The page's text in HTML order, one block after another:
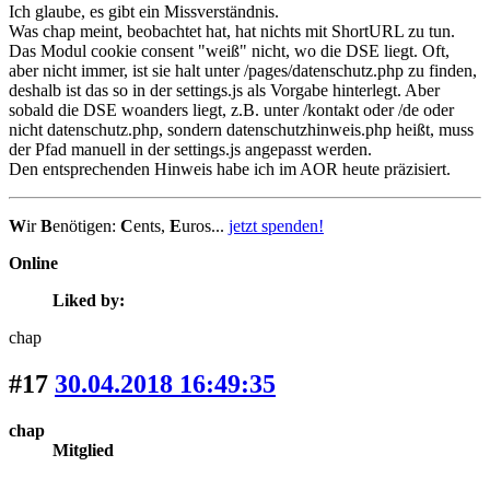
Ich glaube, es gibt ein Missverständnis.
Was chap meint, beobachtet hat, hat nichts mit ShortURL zu tun.
Das Modul cookie consent "weiß" nicht, wo die DSE liegt. Oft,
aber nicht immer, ist sie halt unter /pages/datenschutz.php zu finden,
deshalb ist das so in der settings.js als Vorgabe hinterlegt. Aber
sobald die DSE woanders liegt, z.B. unter /kontakt oder /de oder
nicht datenschutz.php, sondern datenschutzhinweis.php heißt, muss
der Pfad manuell in der settings.js angepasst werden.
Den entsprechenden Hinweis habe ich im AOR heute präzisiert.
WirBenötigen: Cents, Euros... jetzt spenden!
Online
Liked by:
chap
#17 30.04.2018 16:49:35
chap
Mitglied